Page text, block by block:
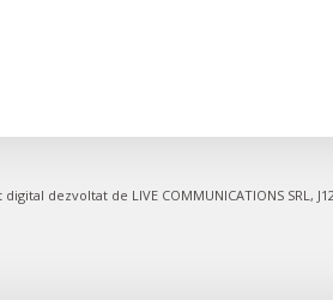
dezvoltat de LIVE COMMUNICATIONS SRL,